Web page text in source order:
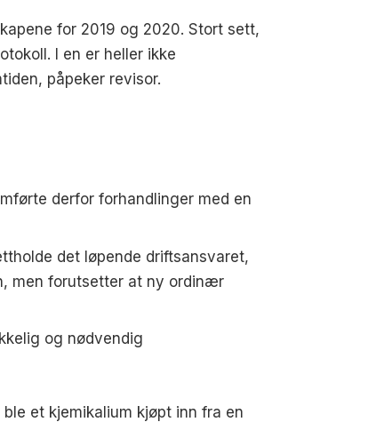
for 2019 og 2020. Stort sett,
I en er heller ikke
påpeker revisor.
derfor forhandlinger med en
det løpende driftsansvaret,
men forutsetter at ny ordinær
og nødvendig
et kjemikalium kjøpt inn fra en